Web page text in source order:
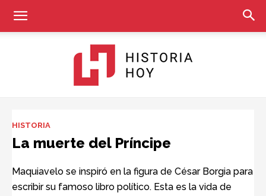
Hoy
HISTORIA
La muerte del Príncipe
Maquiavelo se inspiró en la figura de César Borgia para
escribir su famoso libro político. Esta es la vida de